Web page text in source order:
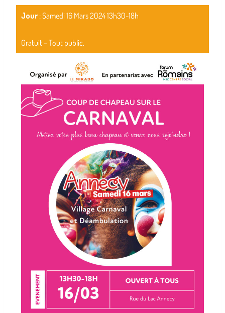
Jour : Samedi 16 Mars 2024 13h30-18h
Gratuit – Tout public.